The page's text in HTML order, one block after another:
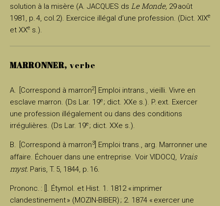
solution à la misère (A. JACQUES ds Le Monde, 29 août
1981, p. 4, col.2). Exercice illégal d’une profession. (Dict. XIXe
et XXe s.).
MARRONNER, verbe
A. [Correspond à marron2
] Emploi intrans., vieilli. Vivre en
esclave marron. (Ds Lar. 19e ; dict. XXe s.). P. ext. Exercer
une profession illégalement ou dans des conditions
irrégulières. (Ds Lar. 19e ; dict. XXe s.).
B. [Correspond à marron3
] Emploi trans., arg. Marronner une
affaire. Échouer dans une entreprise. Voir VIDOCQ, Vrais
myst. Paris, T. 5, 1844, p. 16.
Prononc. : []. Étymol. et Hist. 1. 1812 « imprimer
clandestinement » (MOZIN-BIBER) ; 2. 1874 « exercer une